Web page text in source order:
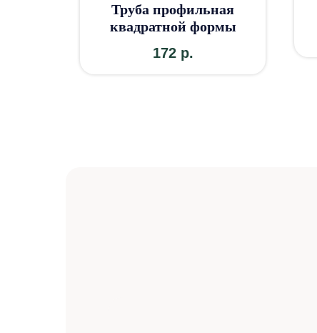
Труба профильная
квадратной формы
172 р.